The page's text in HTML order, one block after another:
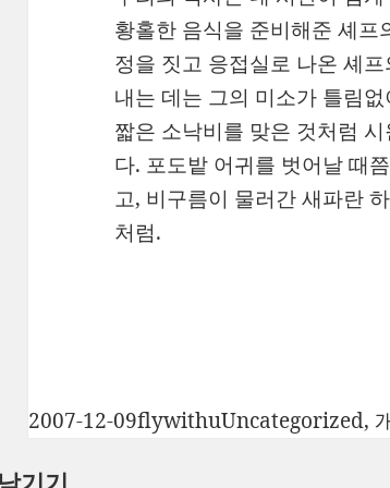
황홀한 음식을 준비해준 셰
정을 짓고 응접실로 나온 셰
내는 데는 그의 미소가 틀림
짧은 소낙비를 맞은 것처럼
다. 포도밭 어귀를 벗어날 때
고, 비구름이 물러간 새파란
처럼.
작
2007-12-09글
flywithu카
Uncategorized,